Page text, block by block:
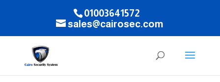
01003641572
sales@cairosec.com